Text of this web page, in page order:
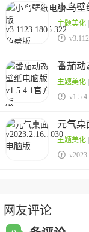
小鸟壁
主题美化|

番茄动
主题美化|

元气桌
主题美化|

网友评论